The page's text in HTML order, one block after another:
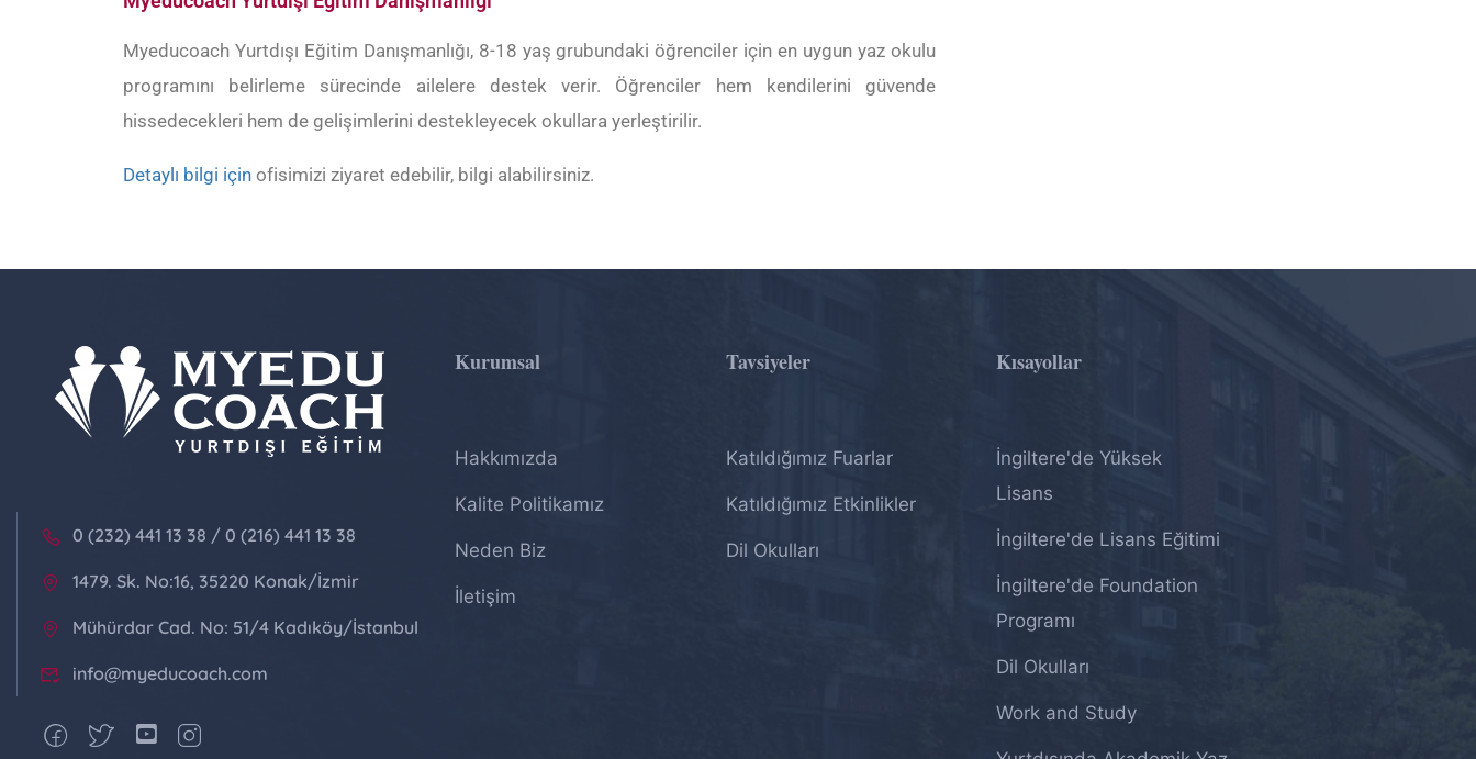
Myeducoach Yurtdışı Eğitim Danışmanlığı, 8-18 yaş grubundaki öğrenciler için en uygun yaz okulu
programını belirleme sürecinde ailelere destek verir. Öğrenciler hem kendilerini güvende
hissedecekleri hem de gelişimlerini destekleyecek okullara yerleştirilir.
Detaylı bilgi için ofisimizi ziyaret edebilir, bilgi alabilirsiniz.
0 (232) 441 13 38 / 0 (216) 441 13 38
1479. Sk. No:16, 35220 Konak/İzmir
Mühürdar Cad. No: 51/4 Kadıköy/İstanbul
info@myeducoach.com
Kurumsal
Hakkımızda
Kalite Politikamız
Neden Biz
İletişim
Tavsiyeler
Katıldığımız Fuarlar
Katıldığımız Etkinlikler
Dil Okulları
Kısayollar
İngiltere'de Yüksek
Lisans
İngiltere'de Lisans Eğitimi
İngiltere'de Foundation
Programı
Dil Okulları
Work and Study